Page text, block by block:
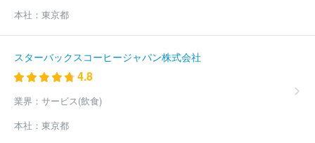
ス
株式会社ミツハシ
ヒー
株式会社ヤマタネ ＪＡ全農ミートフーズ株式会社
社船昌
西日本フード株式会社
株式会
社ニッスイ
ほか(2908件)
本社： 東京都
スターバックスコーヒージャパン株式会社
4.8
業界： サービス(飲食)
本社： 東京都